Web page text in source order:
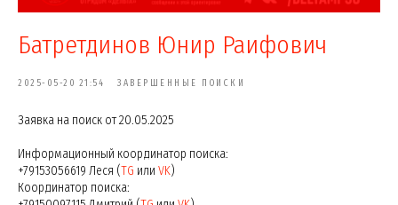
Батретдинов Юнир Раифович
2025-05-20 21:54 ЗАВЕРШЕННЫЕ ПОИСКИ
Заявка на поиск от 20.05.2025
Информационный координатор поиска:
+79153056619 Леся (TG или VK)
Координатор поиска: